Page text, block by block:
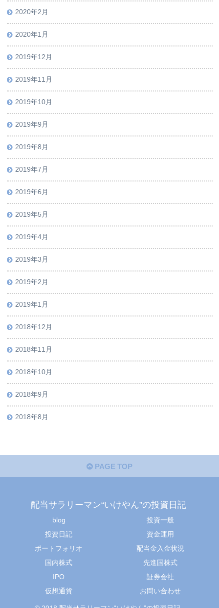
2020年2月
2020年1月
2019年12月
2019年11月
2019年10月
2019年9月
2019年8月
2019年7月
2019年6月
2019年5月
2019年4月
2019年3月
2019年2月
2019年1月
2018年12月
2018年11月
2018年10月
2018年9月
2018年8月
PAGE TOP
配当サラリーマン“いけやん”の投資日記 ​
blog
投資一般
投資日記
資金運用
ポートフォリオ
配当金入金状況
国内株式
先進国株式
IPO
証券会社
仮想通貨
お問い合わせ